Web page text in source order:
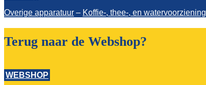
Overige apparatuur – Koffie-, thee-, en watervoorziening
Terug naar de Webshop?
WEBSHOP